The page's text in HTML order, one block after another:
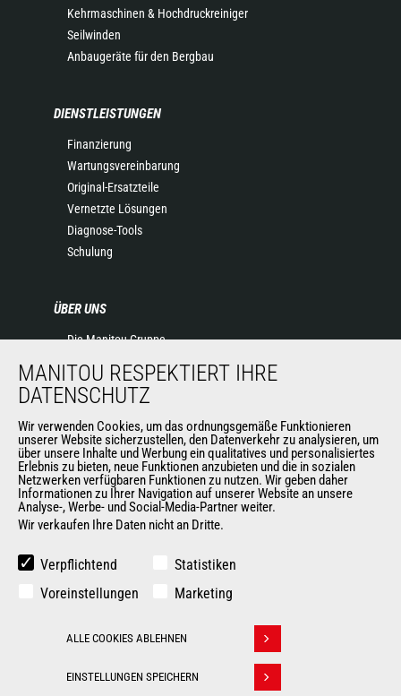
Kehrmaschinen & Hochdruckreiniger
Seilwinden
Anbaugeräte für den Bergbau
DIENSTLEISTUNGEN
Finanzierung
Wartungsvereinbarung
Original-Ersatzteile
Vernetzte Lösungen
Diagnose-Tools
Schulung
ÜBER UNS
Die Manitou-Gruppe
Impressum
Datenschutz
Veranstaltungen
Neuigkeiten
Geschichte
Allgemeine Verkaufs- und Lieferbedingungen
Karriere
RMI Manitou
Manitou Group Attachments
MANITOU RESPEKTIERT IHRE
DATENSCHUTZ
Wir verwenden Cookies, um das ordnungsgemäße Funktionieren
unserer Website sicherzustellen, den Datenverkehr zu analysieren, um
über unsere Inhalte und Werbung ein qualitatives und personalisiertes
Erlebnis zu bieten, neue Funktionen anzubieten und die in sozialen
Netzwerken verfügbaren Funktionen zu nutzen. Wir geben daher
Informationen zu Ihrer Navigation auf unserer Website an unsere
Analyse-, Werbe- und Social-Media-Partner weiter.
Wir verkaufen Ihre Daten nicht an Dritte.
Verpflichtend
Statistiken
Voreinstellungen
Marketing
ALLE COOKIES ABLEHNEN
EINSTELLUNGEN SPEICHERN